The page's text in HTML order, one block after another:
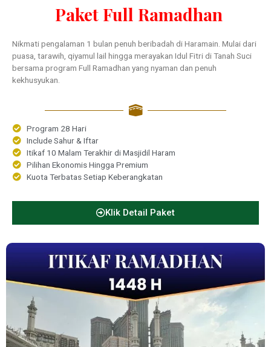
Paket Full Ramadhan
Nikmati pengalaman 1 bulan penuh beribadah di Haramain. Mulai dari
puasa, tarawih, qiyamul lail hingga merayakan Idul Fitri di Tanah Suci
bersama program Full Ramadhan yang nyaman dan penuh
kekhusyukan.
Program 28 Hari
Include Sahur & Iftar
Itikaf 10 Malam Terakhir di Masjidil Haram
Pilihan Ekonomis Hingga Premium
Kuota Terbatas Setiap Keberangkatan
Klik Detail Paket